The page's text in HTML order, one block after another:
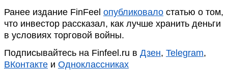
Ранее издание FinFeel опубликовало статью о том,
что инвестор рассказал, как лучше хранить деньги
в условиях торговой войны.
Подписывайтесь на Finfeel.ru в Дзен, Telegram,
ВКонтакте и Одноклассниках